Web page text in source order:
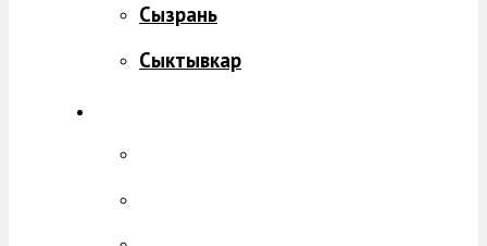
Сызрань
Сыктывкар